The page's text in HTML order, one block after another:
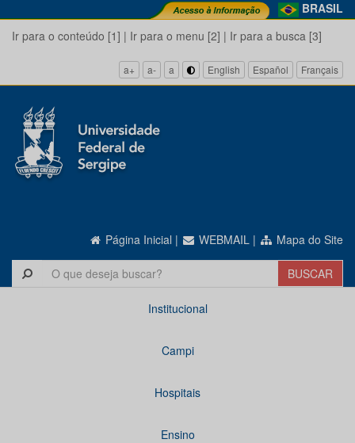
BRASIL
Ir para o conteúdo [1] | Ir para o menu [2] | Ir para a busca [3]
a+ a- a English Español Français
Página Inicial | WEBMAIL | Mapa do Site
Institucional
Campi
Hospitais
Ensino